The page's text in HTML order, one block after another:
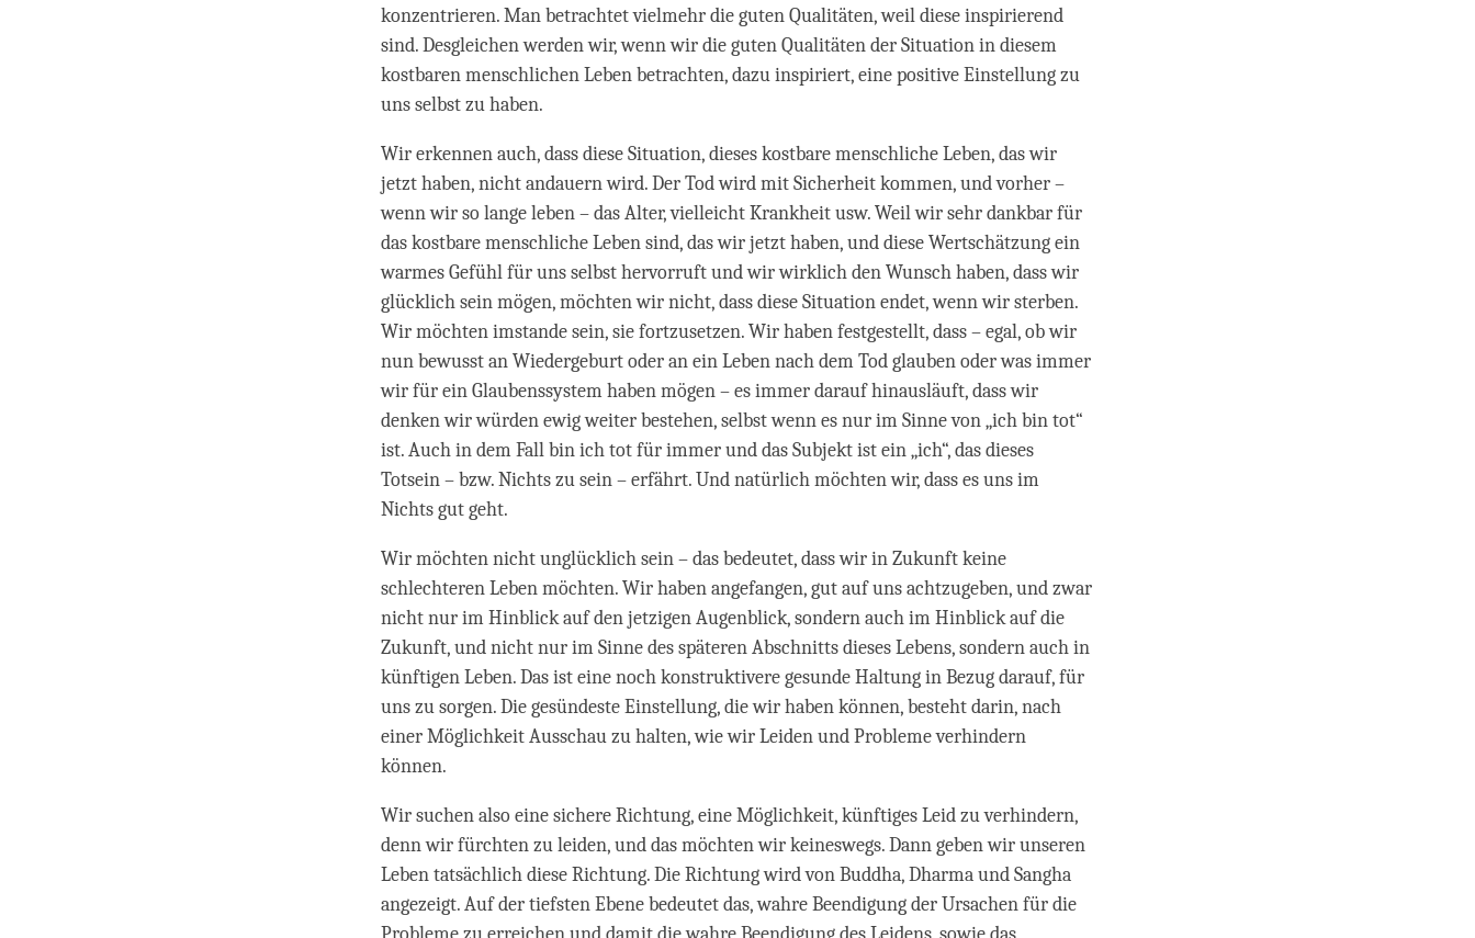
konzentrieren. Man betrachtet vielmehr die guten Qualitäten, weil diese inspirierend
sind. Desgleichen werden wir, wenn wir die guten Qualitäten der Situation in diesem
kostbaren menschlichen Leben betrachten, dazu inspiriert, eine positive Einstellung zu
uns selbst zu haben.
Wir erkennen auch, dass diese Situation, dieses kostbare menschliche Leben, das wir
jetzt haben, nicht andauern wird. Der Tod wird mit Sicherheit kommen, und vorher –
wenn wir so lange leben – das Alter, vielleicht Krankheit usw. Weil wir sehr dankbar für
das kostbare menschliche Leben sind, das wir jetzt haben, und diese Wertschätzung ein
warmes Gefühl für uns selbst hervorruft und wir wirklich den Wunsch haben, dass wir
glücklich sein mögen, möchten wir nicht, dass diese Situation endet, wenn wir sterben.
Wir möchten imstande sein, sie fortzusetzen. Wir haben festgestellt, dass – egal, ob wir
nun bewusst an Wiedergeburt oder an ein Leben nach dem Tod glauben oder was immer
wir für ein Glaubenssystem haben mögen – es immer darauf hinausläuft, dass wir
denken wir würden ewig weiter bestehen, selbst wenn es nur im Sinne von „ich bin tot“
ist. Auch in dem Fall bin ich tot für immer und das Subjekt ist ein „ich“, das dieses
Totsein – bzw. Nichts zu sein – erfährt. Und natürlich möchten wir, dass es uns im
Nichts gut geht.
Wir möchten nicht unglücklich sein – das bedeutet, dass wir in Zukunft keine
schlechteren Leben möchten. Wir haben angefangen, gut auf uns achtzugeben, und zwar
nicht nur im Hinblick auf den jetzigen Augenblick, sondern auch im Hinblick auf die
Zukunft, und nicht nur im Sinne des späteren Abschnitts dieses Lebens, sondern auch in
künftigen Leben. Das ist eine noch konstruktivere gesunde Haltung in Bezug darauf, für
uns zu sorgen. Die gesündeste Einstellung, die wir haben können, besteht darin, nach
einer Möglichkeit Ausschau zu halten, wie wir Leiden und Probleme verhindern
können.
Wir suchen also eine sichere Richtung, eine Möglichkeit, künftiges Leid zu verhindern,
denn wir fürchten zu leiden, und das möchten wir keineswegs. Dann geben wir unseren
Leben tatsächlich diese Richtung. Die Richtung wird von Buddha, Dharma und Sangha
angezeigt. Auf der tiefsten Ebene bedeutet das, wahre Beendigung der Ursachen für die